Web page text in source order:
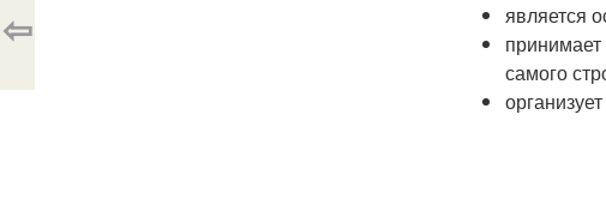
является
принимает
самого
⇦